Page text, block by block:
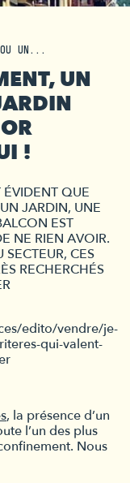
UN...
UN
!
ÉVIDENT QUE
JARDIN, UNE
EST
NE RIEN AVOIR.
CES
RECHERCHÉS
edito/vendre/je-
qui-valent-
, la présence d’un
l’un des plus
Nous